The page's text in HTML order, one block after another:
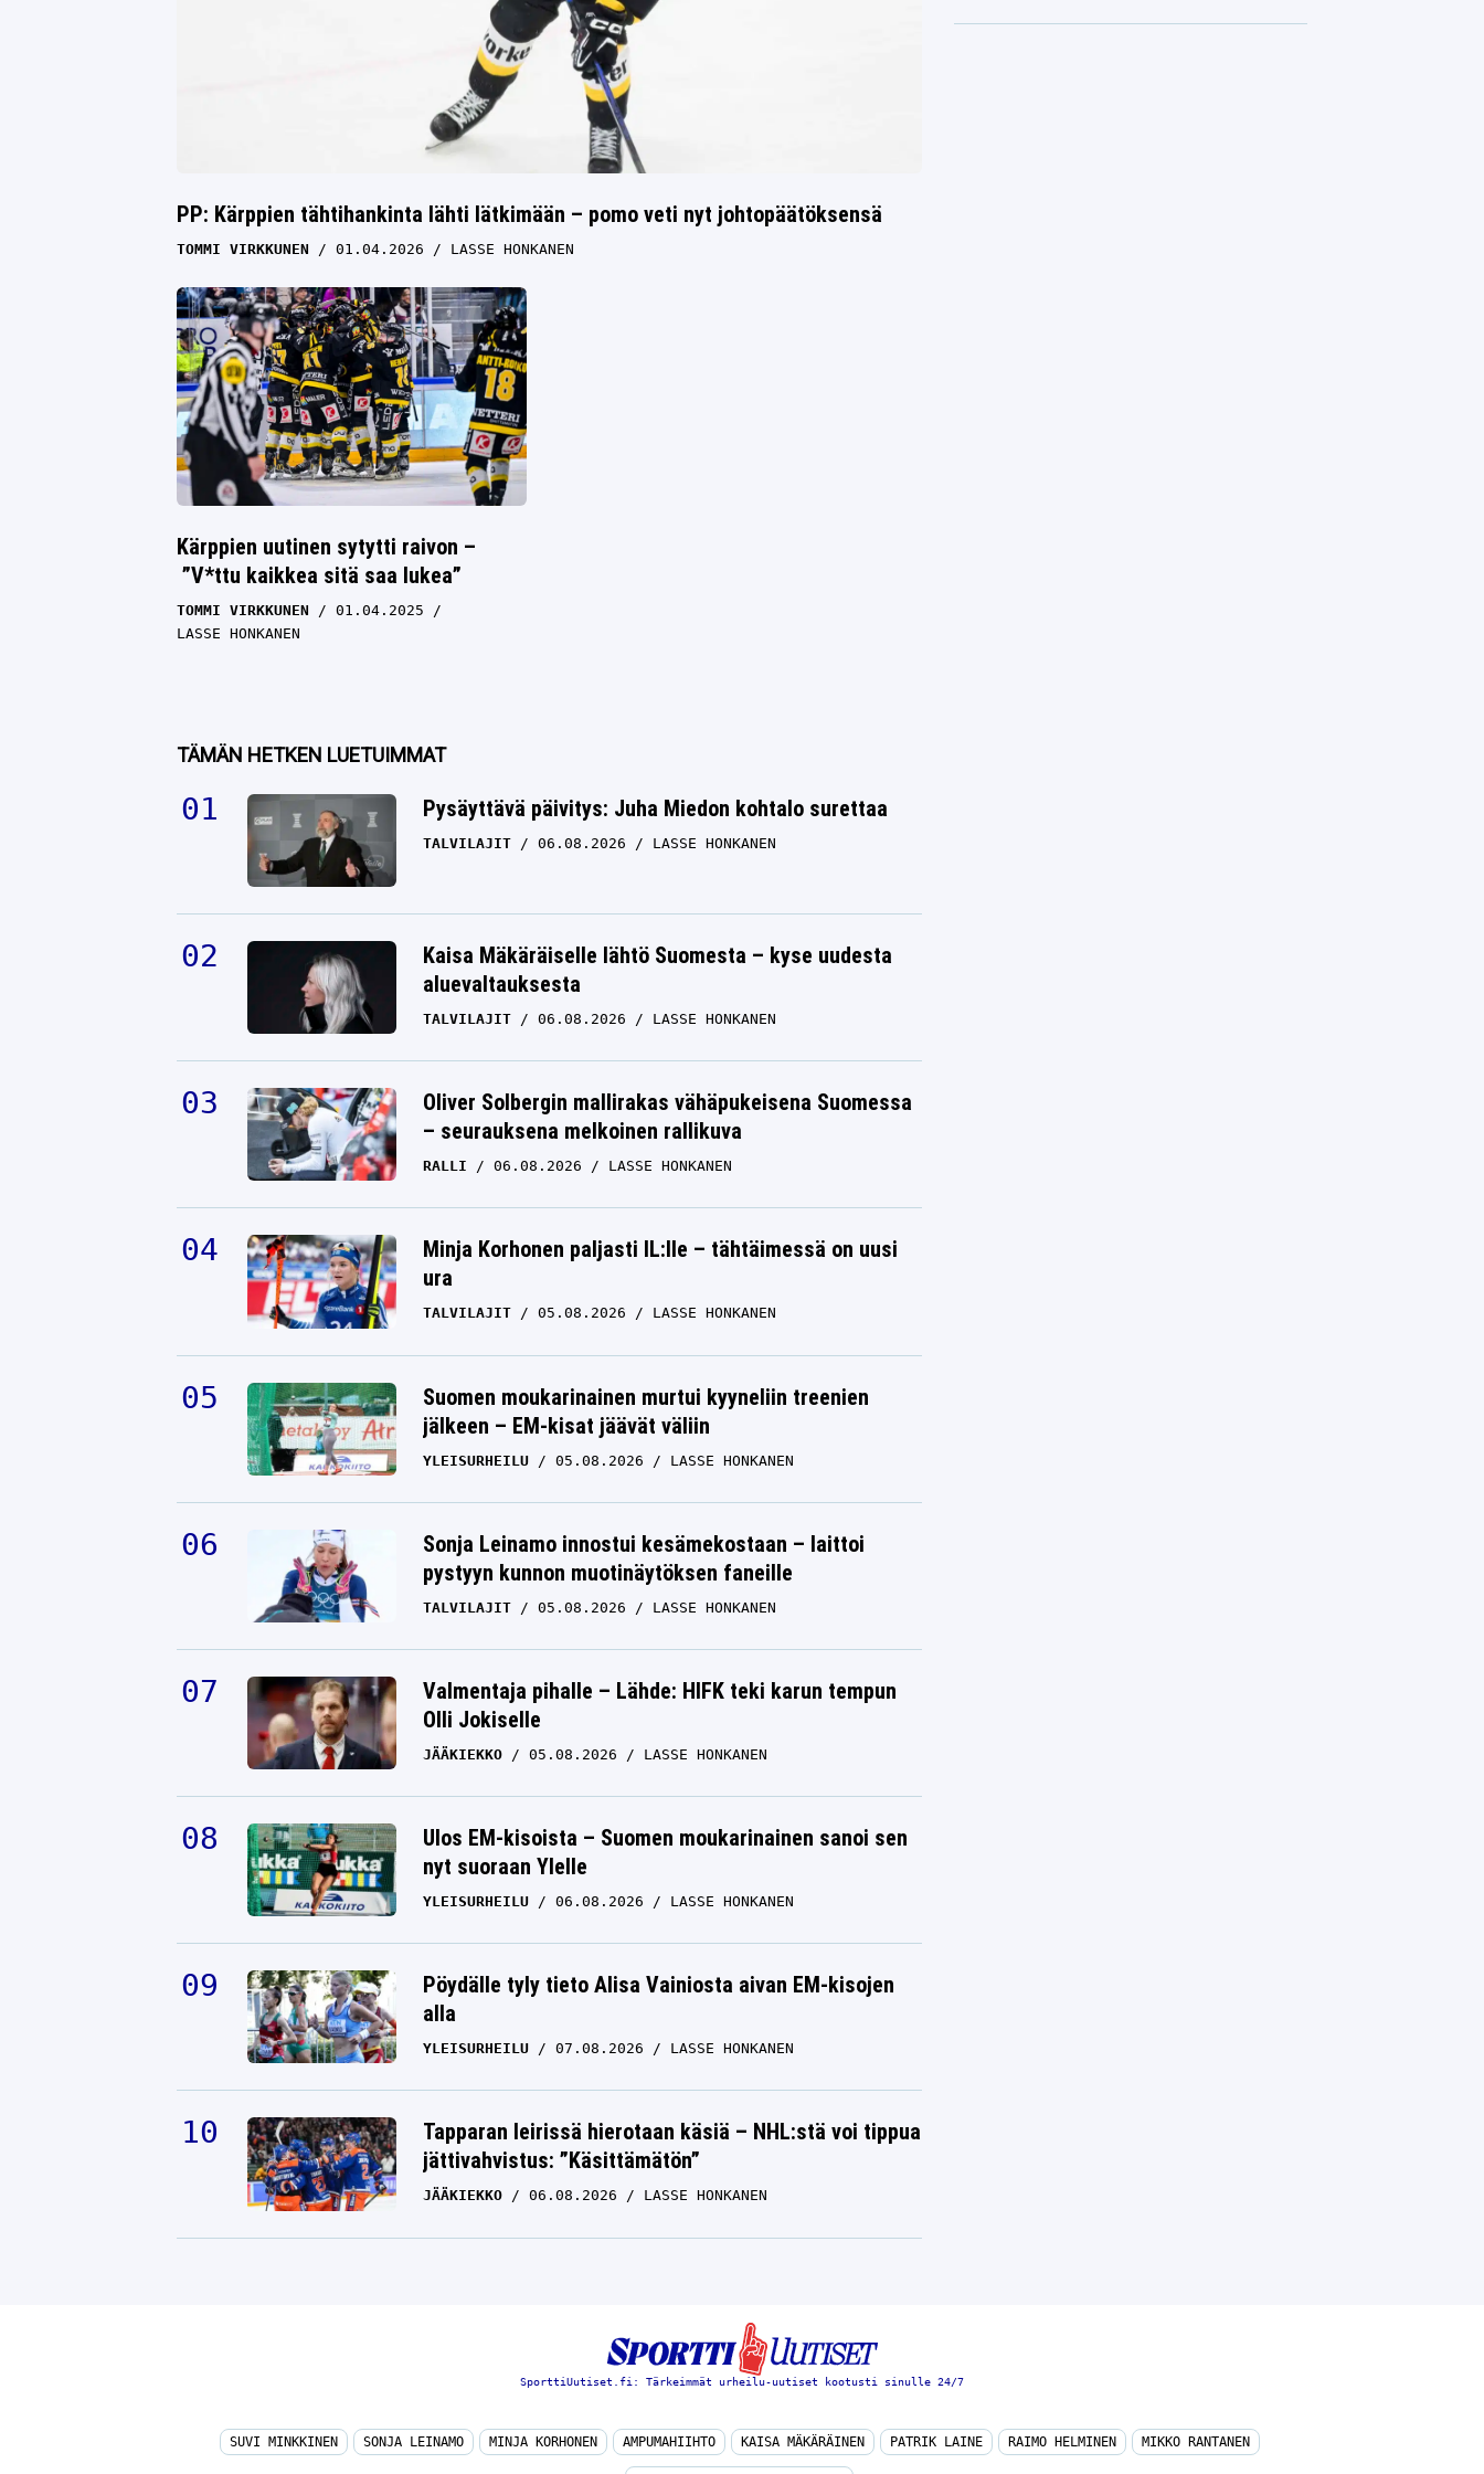
PP: Kärppien tähtihankinta lähti lätkimään – pomo veti nyt johtopäätöksensä
TOMMI VIRKKUNEN 01.04.2026 LASSE HONKANEN
Kärppien uutinen sytytti raivon –
”V*ttu kaikkea sitä saa lukea”
TOMMI VIRKKUNEN
01.04.2025
LASSE HONKANEN
TÄMÄN HETKEN LUETUIMMAT
Pysäyttävä päivitys: Juha Miedon kohtalo surettaa
TALVILAJIT 06.08.2026 LASSE HONKANEN
Kaisa Mäkäräiselle lähtö Suomesta – kyse uudesta
aluevaltauksesta
TALVILAJIT 06.08.2026 LASSE HONKANEN
Oliver Solbergin mallirakas vähäpukeisena Suomessa
– seurauksena melkoinen rallikuva
RALLI 06.08.2026 LASSE HONKANEN
Minja Korhonen paljasti IL:lle – tähtäimessä on uusi
ura
TALVILAJIT 05.08.2026 LASSE HONKANEN
Suomen moukarinainen murtui kyyneliin treenien
jälkeen – EM-kisat jäävät väliin
YLEISURHEILU 05.08.2026 LASSE HONKANEN
Sonja Leinamo innostui kesämekostaan – laittoi
pystyyn kunnon muotinäytöksen faneille
TALVILAJIT 05.08.2026 LASSE HONKANEN
Valmentaja pihalle – Lähde: HIFK teki karun tempun
Olli Jokiselle
JÄÄKIEKKO 05.08.2026 LASSE HONKANEN
Ulos EM-kisoista – Suomen moukarinainen sanoi sen
nyt suoraan Ylelle
YLEISURHEILU 06.08.2026 LASSE HONKANEN
Pöydälle tyly tieto Alisa Vainiosta aivan EM-kisojen
alla
YLEISURHEILU 07.08.2026 LASSE HONKANEN
Tapparan leirissä hierotaan käsiä – NHL:stä voi tippua
jättivahvistus: ”Käsittämätön”
JÄÄKIEKKO 06.08.2026 LASSE HONKANEN
SporttiUutiset.fi: Tärkeimmät urheilu-uutiset kootusti sinulle 24/7
SUVI MINKKINEN SONJA LEINAMO MINJA KORHONEN AMPUMAHIIHTO KAISA MÄKÄRÄINEN PATRIK LAINE RAIMO HELMINEN MIKKO RANTANEN